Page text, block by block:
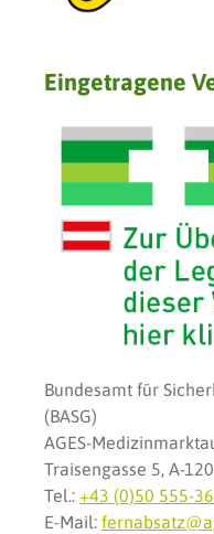
Eingetragene
Bundesamt für
(BASG)
AGES-
Traisengasse 5, A-
Tel.: +43 (0)50 555-
E-Mail: